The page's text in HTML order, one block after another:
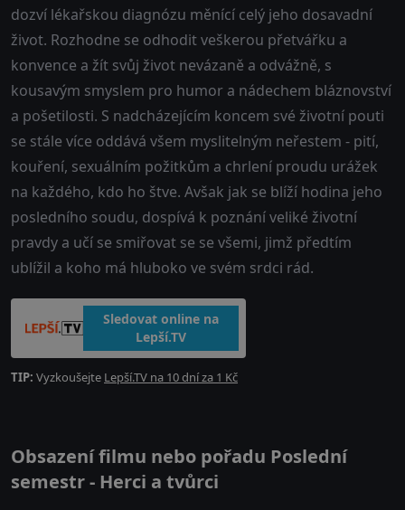
dozví lékařskou diagnózu měnící celý jeho dosavadní
život. Rozhodne se odhodit veškerou přetvářku a
konvence a žít svůj život nevázaně a odvážně, s
kousavým smyslem pro humor a nádechem bláznovství
a pošetilosti. S nadcházejícím koncem své životní pouti
se stále více oddává všem myslitelným neřestem - pití,
kouření, sexuálním požitkům a chrlení proudu urážek
na každého, kdo ho štve. Avšak jak se blíží hodina jeho
posledního soudu, dospívá k poznání veliké životní
pravdy a učí se smiřovat se se všemi, jimž předtím
ublížil a koho má hluboko ve svém srdci rád.
Sledovat online na
Lepší.TV
TIP: Vyzkoušejte Lepší.TV na 10 dní za 1 Kč
Obsazení filmu nebo pořadu Poslední
semestr - Herci a tvůrci